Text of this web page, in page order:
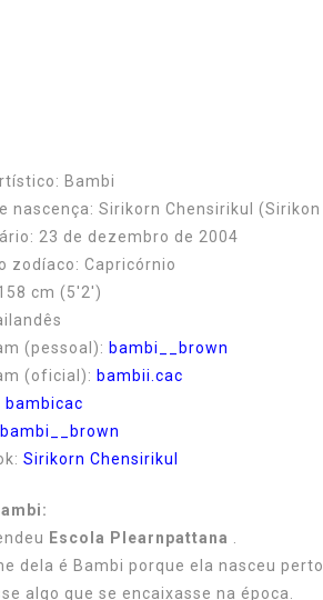
Bambi
nascença: Sirikorn Chensirikul
23 de dezembro de 2004
zodíaco: Capricórnio
cm (5'2')
(pessoal): bambi__brown
(oficial): bambii.cac
bambicac
bambi__brown
Sirikorn Chensirikul
Escola Plearnpattana
dela é Bambi porque ela nasceu
algo que se encaixasse na época.